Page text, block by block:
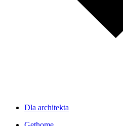
Dla architekta